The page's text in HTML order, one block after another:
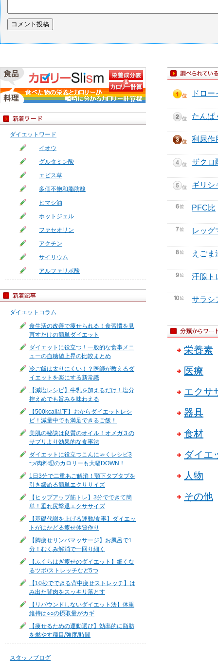
ダイエットワード
イオウ
グルタミン酸
エビス草
多価不飽和脂肪酸
ヒマシ油
ホットジェル
ファセオリン
アクチン
サイリウム
アルファリポ酸
ダイエットコラム
食生活の改善で痩せられる！食習慣を見
直すだけの簡単ダイエット
ダイエットに役立つ！一般的な食事メニ
ューの血糖値上昇の比較まとめ
冷ご飯は太りにくい！？医師が教えるダ
イエットを楽にする新常識
【減塩レシピ】牛乳を加えるだけ！塩分
控えめでも旨みを味わえる
【500kcal以下】おからダイエットレシ
ピ！減量中でも満足できるご飯！
美肌の秘訣は良質のオイル！オメガ３の
サプリより効果的な食事法
ダイエットに役立つこんにゃくレシピ3
つ/肉料理のカロリーも大幅DOWN！
1日3分で二重あご解消！顎下タプタプを
引き締める簡単エクササイズ
【ヒップアップ筋トレ】3分でできて簡
単！垂れ尻撃退エクササイズ
【基礎代謝を上げる運動/食事】ダイエッ
トがはかどる痩せ体質作り
【脚痩せリンパマッサージ】お風呂で1
分！むくみ解消で一回り細く
【ふくらはぎ痩せのダイエット】細くな
るツボ/ストレッチなど5つ
【10秒でできる背中痩せストレッチ】は
み出た背肉をスッキリ落とす
【リバウンドしないダイエット法】体重
維持は○○の摂取量がカギ
【痩せるための運動選び】効率的に脂肪
を燃やす種目/強度/時間
スタッフブログ
ドロー
たんぱ
利尿作
ザクロ
ギリシ
PFC比
レッグ
えごま
汗腺ト
サラシ
栄養素
医療
エクサ
器具
食材
ダイエ
人物
その他